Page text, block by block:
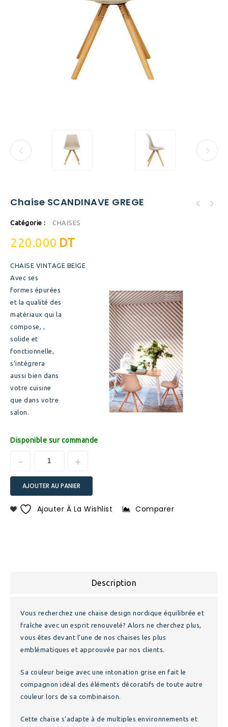
Chaise SCANDINAVE GREGE
Catégorie : CHAISES
220.000 DT
CHAISE VINTAGE BEIGE
Avec ses
formes épurées
et la qualité des
matériaux qui la
compose, ,
solide et
fonctionnelle,
s’intégrera
aussi bien dans
votre cuisine
que dans votre
salon.
Disponible sur commande
AJOUTER AU PANIER
Ajouter À La Wishlist Comparer
Description
Vous recherchez une chaise design nordique équilibrée et
fraîche avec un esprit renouvelé? Alors ne cherchez plus,
vous êtes devant l’une de nos chaises les plus
emblématiques et approuvée par nos clients.
Sa couleur beige avec une intonation grise en fait le
compagnon idéal des éléments décoratifs de toute autre
couleur lors de sa combinaison.
Cette chaise s’adapte à de multiples environnements et